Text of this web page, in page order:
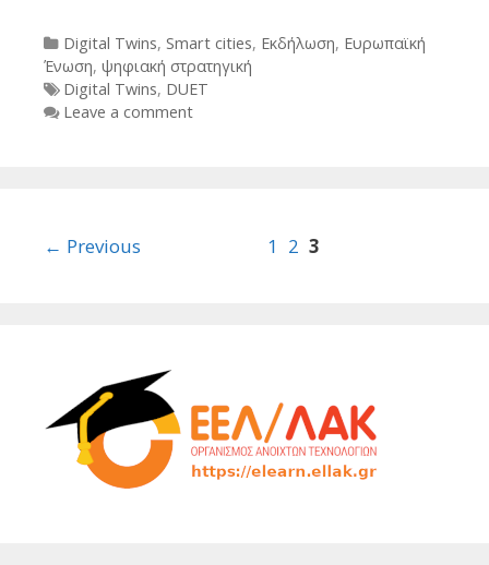
Categories
Digital Twins, Smart cities, Εκδήλωση, Ευρωπαϊκή
Ένωση, ψηφιακή στρατηγική
Tags
Digital Twins, DUET
Leave a comment
Post
← Previous 1 2 3